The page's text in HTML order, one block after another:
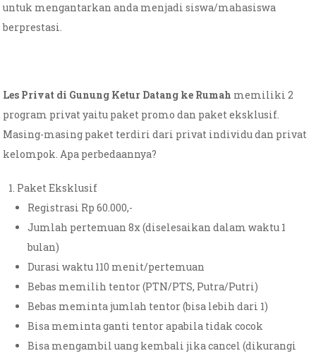
untuk mengantarkan anda menjadi siswa/mahasiswa
berprestasi.
Les Privat di Gunung Ketur Datang ke Rumah memiliki 2
program privat yaitu paket promo dan paket eksklusif.
Masing-masing paket terdiri dari privat individu dan privat
kelompok. Apa perbedaannya?
Paket Eksklusif
Registrasi Rp 60.000,-
Jumlah pertemuan 8x (diselesaikan dalam waktu 1
bulan)
Durasi waktu 110 menit/pertemuan
Bebas memilih tentor (PTN/PTS, Putra/Putri)
Bebas meminta jumlah tentor (bisa lebih dari 1)
Bisa meminta ganti tentor apabila tidak cocok
Bisa mengambil uang kembali jika cancel (dikurangi